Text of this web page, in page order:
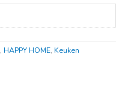
, HAPPY HOME, Keuken